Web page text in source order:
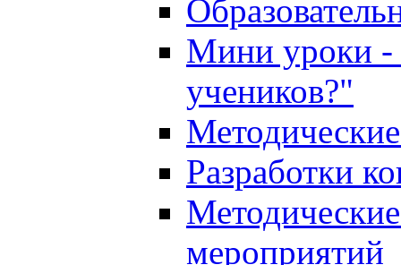
Мини уроки -
учеников?"
Разработки
мероприятий